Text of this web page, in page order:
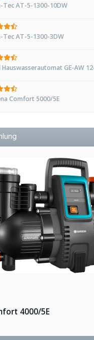
Tec AT-5-1300-10DW
Tec AT-5-1300-3DW
Hauswasserautomat GE-AW
Comfort 5000/5E
4000/5E